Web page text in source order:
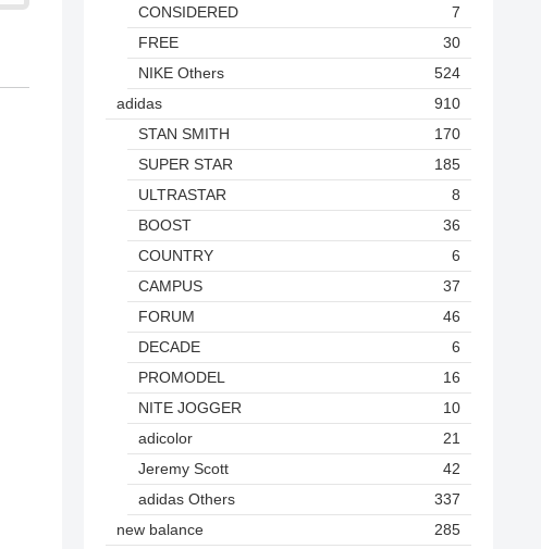
CONSIDERED
7
FREE
30
NIKE Others
524
adidas
910
STAN SMITH
170
SUPER STAR
185
ULTRASTAR
8
BOOST
36
COUNTRY
6
CAMPUS
37
FORUM
46
DECADE
6
PROMODEL
16
NITE JOGGER
10
adicolor
21
Jeremy Scott
42
adidas Others
337
new balance
285